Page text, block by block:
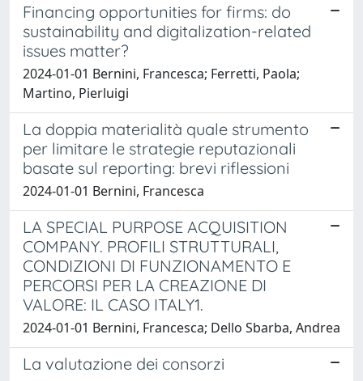
Financing opportunities for firms: do
sustainability and digitalization-related
issues matter?
2024-01-01 Bernini, Francesca; Ferretti, Paola;
Martino, Pierluigi
La doppia materialità quale strumento
per limitare le strategie reputazionali
basate sul reporting: brevi riflessioni
2024-01-01 Bernini, Francesca
LA SPECIAL PURPOSE ACQUISITION
COMPANY. PROFILI STRUTTURALI,
CONDIZIONI DI FUNZIONAMENTO E
PERCORSI PER LA CREAZIONE DI
VALORE: IL CASO ITALY1.
2024-01-01 Bernini, Francesca; Dello Sbarba, Andrea
La valutazione dei consorzi